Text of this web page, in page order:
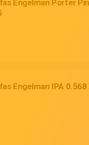
Engelman Porter
Engelman IPA